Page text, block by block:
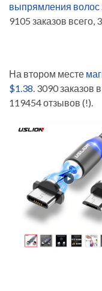
выпрямления волос
9105 заказов всего,
На втором месте
$1.38. 3090 заказов
119454 отзывов (!).